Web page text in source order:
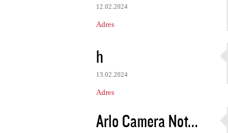
12.02.2024
Adres
h
13.02.2024
Adres
Arlo Camera Not...